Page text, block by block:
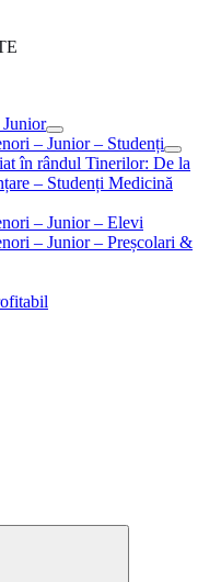
Junior
– Junior – Studenți
în rândul Tinerilor: De la
– Studenți Medicină
– Junior – Elevi
– Junior – Preșcolari &